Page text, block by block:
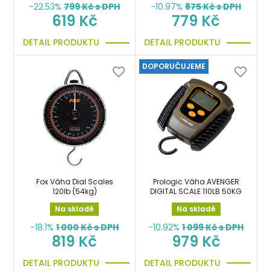
-22.53% 799Kč s DPH
619 Kč
DETAIL PRODUKTU
-10.97% 875Kč s DPH
779 Kč
DETAIL PRODUKTU
Fox Váha Dial Scales
120lb (54kg)
Na skladě
-18.1% 1 000Kč s DPH
819 Kč
DETAIL PRODUKTU
DOPORUČUJEME
Prologic Váha AVENGER
DIGITAL SCALE 110LB 50KG
Na skladě
-10.92% 1 099Kč s DPH
979 Kč
DETAIL PRODUKTU